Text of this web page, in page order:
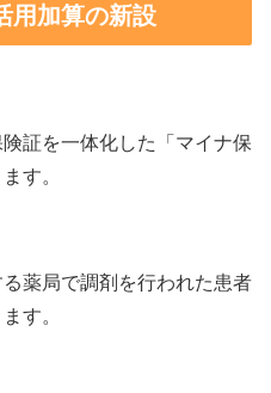
用加算の新設
証を一体化した「マイナ保
す。
薬局で調剤を行われた患者
す。